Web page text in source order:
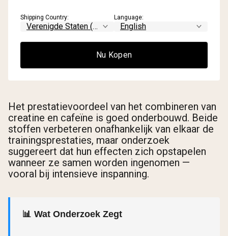
Het prestatievoordeel van het combineren van
creatine en cafeïne is goed onderbouwd. Beide
stoffen verbeteren onafhankelijk van elkaar de
trainingsprestaties, maar onderzoek
suggereert dat hun effecten zich opstapelen
wanneer ze samen worden ingenomen —
vooral bij intensieve inspanning.
📊 Wat Onderzoek Zegt
Shipping Country: Language:
Nu Kopen